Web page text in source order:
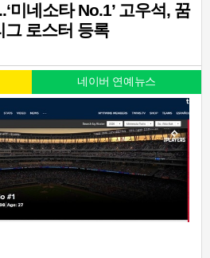
미네소타 No.1’ 고우석, 꿈
그 로스터 등록
네이버 연예뉴스